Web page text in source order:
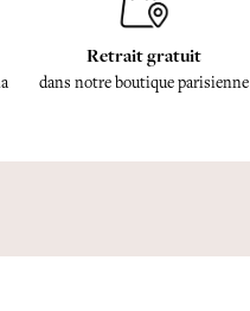
Retrait gratuit
dans notre boutique parisienne